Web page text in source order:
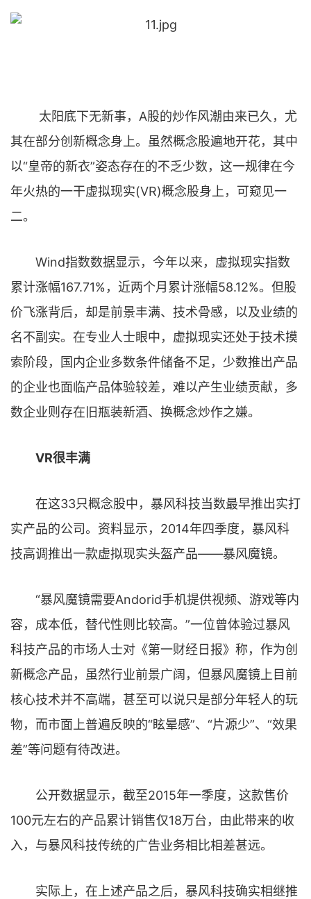
太阳底下无新事，A股的炒作风潮由来已久，尤
其在部分创新概念身上。虽然概念股遍地开花，其中
以“皇帝的新衣”姿态存在的不乏少数，这一规律在今
年火热的一干虚拟现实(VR)概念股身上，可窥见一
二。
Wind指数数据显示，今年以来，虚拟现实指数
累计涨幅167.71%，近两个月累计涨幅58.12%。但股
价飞涨背后，却是前景丰满、技术骨感，以及业绩的
名不副实。在专业人士眼中，虚拟现实还处于技术摸
索阶段，国内企业多数条件储备不足，少数推出产品
的企业也面临产品体验较差，难以产生业绩贡献，多
数企业则存在旧瓶装新酒、换概念炒作之嫌。
VR很丰满
在这33只概念股中，暴风科技当数最早推出实打
实产品的公司。资料显示，2014年四季度，暴风科
技高调推出一款虚拟现实头盔产品——暴风魔镜。
“暴风魔镜需要Andorid手机提供视频、游戏等内
容，成本低，替代性则比较高。”一位曾体验过暴风
科技产品的市场人士对《第一财经日报》称，作为创
新概念产品，虽然行业前景广阔，但暴风魔镜上目前
核心技术并不高端，甚至可以说只是部分年轻人的玩
物，而市面上普遍反映的“眩晕感”、“片源少”、“效果
差”等问题有待改进。
公开数据显示，截至2015年一季度，这款售价
100元左右的产品累计销售仅18万台，由此带来的收
入，与暴风科技传统的广告业务相比相差甚远。
实际上，在上述产品之后，暴风科技确实相继推